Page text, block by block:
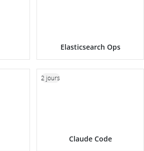
Elasticsearch Ops
Claude Code
2 jours